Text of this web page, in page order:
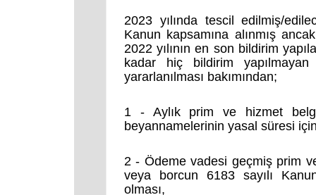
2023 yılında tescil edilmiş/
Kanun kapsamına alınmış
2022 yılının en son bildirim
kadar hiç bildirim
yararlanılması bakımından;
1 - Aylık prim ve hizmet
beyannamelerinin yasal süresi
2 - Ödeme vadesi geçmiş prim
veya borcun 6183 sayılı
olması,